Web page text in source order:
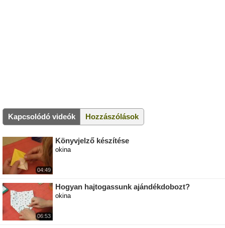
Kapcsolódó videók Hozzászólások
04:49
Könyvjelző készítése
okina
06:53
Hogyan hajtogassunk ajándékdobozt?
okina